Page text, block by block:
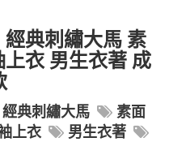
經典刺繡大馬 素
上衣 男生衣著 成
經典刺繡大馬
素面
上衣
男生衣著